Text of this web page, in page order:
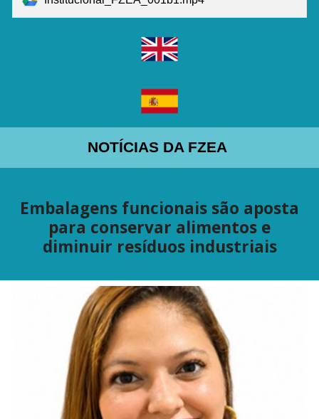
NOTÍCIAS DA FZEA
Embalagens funcionais são aposta
para conservar alimentos e
diminuir resíduos industriais